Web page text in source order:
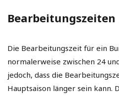
Bearbeitungszeiten
Die Bearbeitungszeit für ein
normalerweise zwischen 24
jedoch, dass die
Hauptsaison länger sein kann.